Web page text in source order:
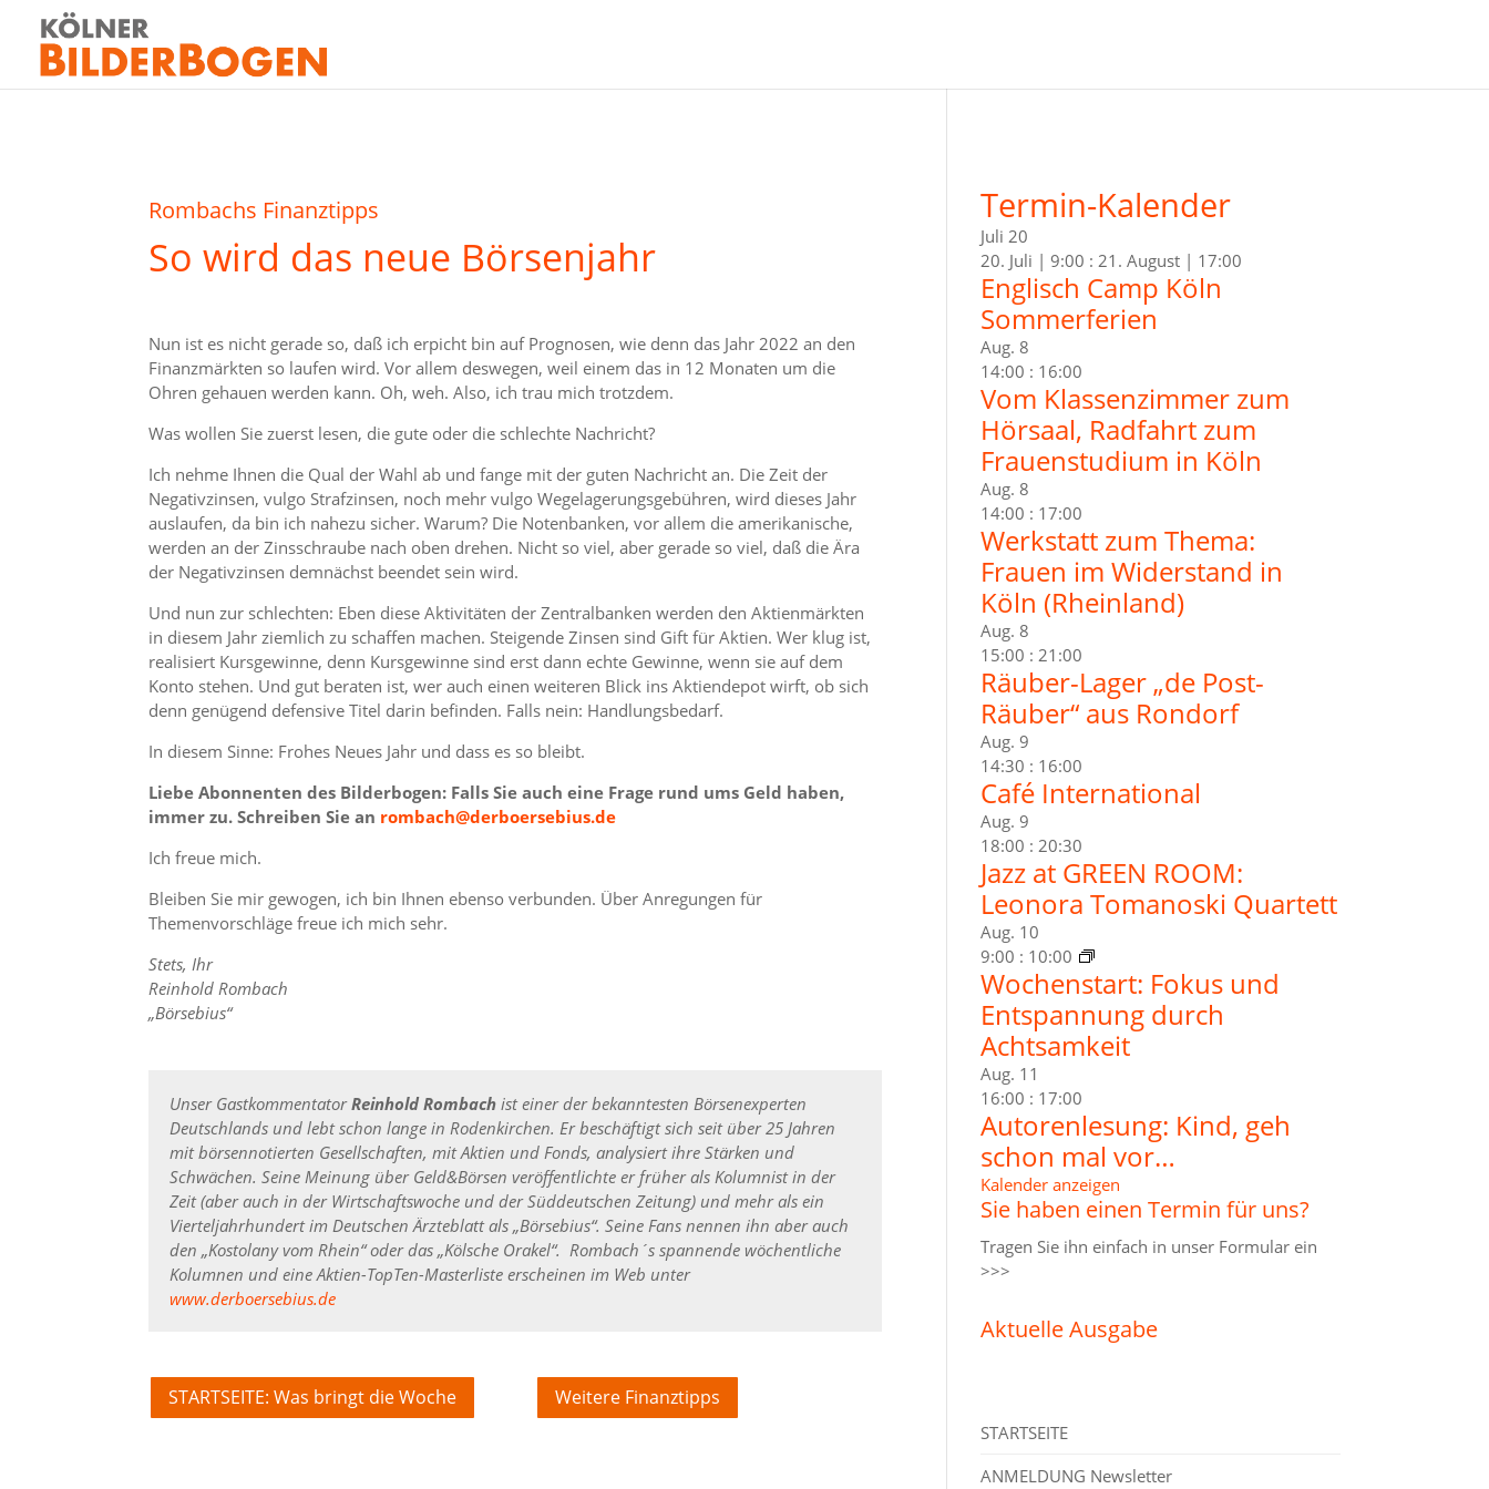
Rombachs Finanztipps
So wird das neue Börsenjahr
Nun ist es nicht gerade so, daß ich erpicht bin auf Prognosen, wie denn das Jahr 2022 an den
Finanzmärkten so laufen wird. Vor allem deswegen, weil einem das in 12 Monaten um die
Ohren gehauen werden kann. Oh, weh. Also, ich trau mich trotzdem.
Was wollen Sie zuerst lesen, die gute oder die schlechte Nachricht?
Ich nehme Ihnen die Qual der Wahl ab und fange mit der guten Nachricht an. Die Zeit der
Negativzinsen, vulgo Strafzinsen, noch mehr vulgo Wegelagerungsgebühren, wird dieses Jahr
auslaufen, da bin ich nahezu sicher. Warum? Die Notenbanken, vor allem die amerikanische,
werden an der Zinsschraube nach oben drehen. Nicht so viel, aber gerade so viel, daß die Ära
der Negativzinsen demnächst beendet sein wird.
Und nun zur schlechten: Eben diese Aktivitäten der Zentralbanken werden den Aktienmärkten
in diesem Jahr ziemlich zu schaffen machen. Steigende Zinsen sind Gift für Aktien. Wer klug ist,
realisiert Kursgewinne, denn Kursgewinne sind erst dann echte Gewinne, wenn sie auf dem
Konto stehen. Und gut beraten ist, wer auch einen weiteren Blick ins Aktiendepot wirft, ob sich
denn genügend defensive Titel darin befinden. Falls nein: Handlungsbedarf.
In diesem Sinne: Frohes Neues Jahr und dass es so bleibt.
Liebe Abonnenten des Bilderbogen: Falls Sie auch eine Frage rund ums Geld haben,
immer zu. Schreiben Sie an rombach@derboersebius.de
Ich freue mich.
Bleiben Sie mir gewogen, ich bin Ihnen ebenso verbunden. Über Anregungen für
Themenvorschläge freue ich mich sehr.
Stets, Ihr
Reinhold Rombach
„Börsebius“
Unser GastkommentatorReinhold Rombach ist einer der bekanntesten Börsenexperten
Deutschlands und lebt schon lange in Rodenkirchen. Er beschäftigt sich seit über 25 Jahren
mit börsennotierten Gesellschaften, mit Aktien und Fonds, analysiert ihre Stärken und
Schwächen. Seine Meinung über Geld&Börsen veröffentlichte er früher als Kolumnist in der
Zeit (aber auch in der Wirtschaftswoche und der Süddeutschen Zeitung) und mehr als ein
Vierteljahrhundert im Deutschen Ärzteblatt als „Börsebius“. Seine Fans nennen ihn aber auch
den „Kostolany vom Rhein“ oder das „Kölsche Orakel“. Rombach´s spannende wöchentliche
Kolumnen und eine Aktien-TopTen-Masterliste erscheinen im Web unter
www.derboersebius.de
STARTSEITE: Was bringt die Woche Weitere Finanztipps
Termin-Kalender
Juli 20
20. Juli | 9:00 : 21. August | 17:00
Englisch Camp Köln
Sommerferien
Aug. 8
14:00 : 16:00
Vom Klassenzimmer zum
Hörsaal, Radfahrt zum
Frauenstudium in Köln
Aug. 8
14:00 : 17:00
Werkstatt zum Thema:
Frauen im Widerstand in
Köln (Rheinland)
Aug. 8
15:00 : 21:00
Räuber-Lager „de Post-
Räuber“ aus Rondorf
Aug. 9
14:30 : 16:00
Café International
Aug. 9
18:00 : 20:30
Jazz at GREEN ROOM:
Leonora Tomanoski Quartett
Aug. 10
9:00 : 10:00
Wochenstart: Fokus und
Entspannung durch
Achtsamkeit
Aug. 11
16:00 : 17:00
Autorenlesung: Kind, geh
schon mal vor…
Kalender anzeigen
Sie haben einen Termin für uns?
Tragen Sie ihn einfach in unser Formular ein
>>>
Aktuelle Ausgabe
STARTSEITE
ANMELDUNG Newsletter